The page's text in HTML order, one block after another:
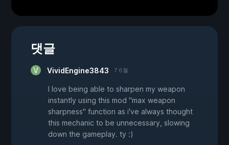
댓글
VividEngine3843 7 6월
I love being able to sharpen my weapon
instantly using this mod "max weapon
sharpness" function as i've always thought
this mechanic to be unnecessary, slowing
down the gameplay. ty :)